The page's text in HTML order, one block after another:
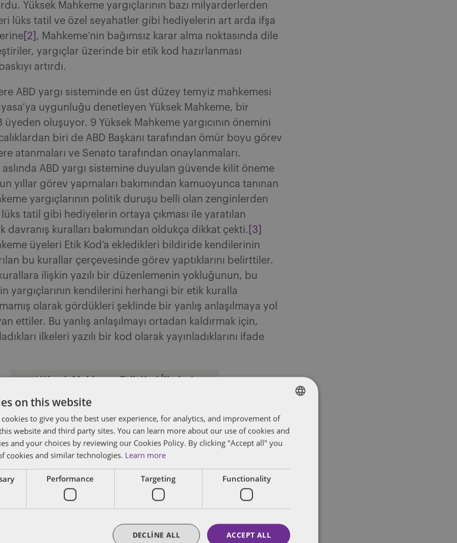
Yüksek Mahkeme yargıçlarının bazı milyarderlerden
lüks tatil ve özel seyahatler gibi hediyelerin art arda ifşa
[2] , Mahkeme’nin bağımsız karar alma noktasında dile
yargıçlar üzerinde bir etik kod hazırlanması
artırdı.
ABD yargı sisteminde en üst düzey temyiz mahkemesi
uygunluğu denetleyen Yüksek Mahkeme, bir
üyeden oluşuyor. 9 Yüksek Mahkeme yargıcının önemini
biri de ABD Başkanı tarafından ömür boyu görev
atanmaları ve Senato tarafından onaylanmaları.
aslında ABD yargı sistemine duyulan güvende kilit öneme
yıllar görev yapmaları bakımından kamuoyunca tanınan
yargıçlarının politik duruşu belli olan zenginlerden
tatil gibi hediyelerin ortaya çıkması ile yaratılan
davranış kuralları bakımından oldukça dikkat çekti. [3]
üyeleri Etik Kod’a ekledikleri bildiride kendilerinin
bu kurallar çerçevesinde görev yaptıklarını belirttiler.
ilişkin yazılı bir düzenlemenin yokluğunun, bu
yargıçlarının kendilerini herhangi bir etik kuralla
olarak gördükleri şeklinde bir yanlış anlaşılmaya yol
ettiler. Bu yanlış anlaşılmayı ortadan kaldırmak için,
ilkeleri yazılı bir kod olarak yayınladıklarını ifade
ENGLISH
FRENCH
on this website
cookies to give you the best user experience, for analytics, and improvement of
website and third party sites. You can learn more about our use of cookies and
and your choices by reviewing our Cookies Policy. By clicking "Accept all" you
cookies and similar technologies. Learn more
Performance Targeting Functionality
ACCEPT ALL
DECLINE ALL